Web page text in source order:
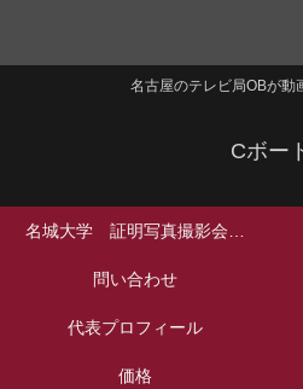
名古屋のテレビ局OBが動
Cボー
名城大学 証明写真撮影会
2025年2月分
問い合わせ
代表プロフィール
価格